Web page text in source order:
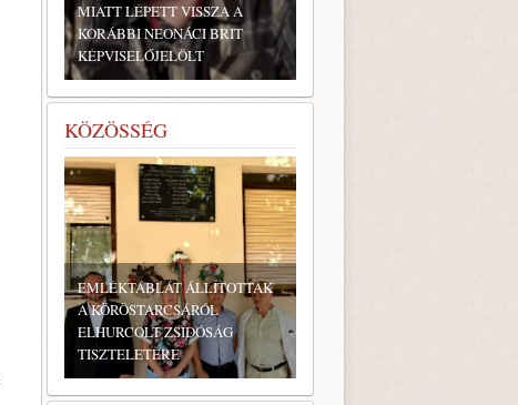
MIATT LÉPETT VISSZA A
KORÁBBI NEONÁCI BRIT
KÉPVISELŐJELÖLT
KÖZÖSSÉG
BONYHÁDI ZSIDÓ NAPOK